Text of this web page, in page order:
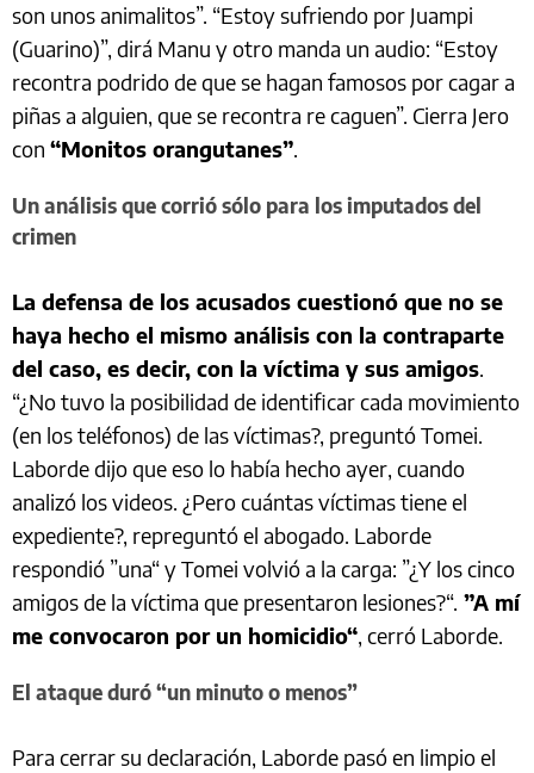
son unos animalitos”. “Estoy sufriendo por Juampi
(Guarino)”, dirá Manu y otro manda un audio: “Estoy
recontra podrido de que se hagan famosos por cagar a
piñas a alguien, que se recontra re caguen”. Cierra Jero
con “Monitos orangutanes”.
Un análisis que corrió sólo para los imputados del
crimen
La defensa de los acusados cuestionó que no se
haya hecho el mismo análisis con la contraparte
del caso, es decir, con la víctima y sus amigos.
“¿No tuvo la posibilidad de identificar cada movimiento
(en los teléfonos) de las víctimas?, preguntó Tomei.
Laborde dijo que eso lo había hecho ayer, cuando
analizó los videos. ¿Pero cuántas víctimas tiene el
expediente?, repreguntó el abogado. Laborde
respondió ”una“ y Tomei volvió a la carga: ”¿Y los cinco
amigos de la víctima que presentaron lesiones?“. ”A mí
me convocaron por un homicidio“, cerró Laborde.
El ataque duró “un minuto o menos”
Para cerrar su declaración, Laborde pasó en limpio el